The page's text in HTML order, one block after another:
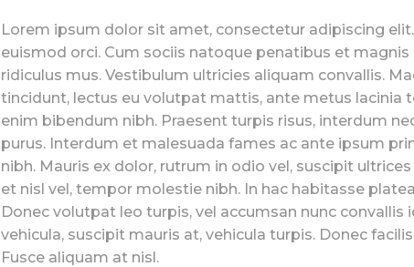
Lorem ipsum dolor sit amet, consectetur adipiscing
euismod orci. Cum sociis natoque penatibus et
ridiculus mus. Vestibulum ultricies aliquam convallis.
tincidunt, lectus eu volutpat mattis, ante metus lacinia
enim bibendum nibh. Praesent turpis risus, interdum
purus. Interdum et malesuada fames ac ante ipsum
nibh. Mauris ex dolor, rutrum in odio vel, suscipit
et nisl vel, tempor molestie nibh. In hac habitasse
Donec volutpat leo turpis, vel accumsan nunc convallis
vehicula, suscipit mauris at, vehicula turpis. Donec
Fusce aliquam at nisl.